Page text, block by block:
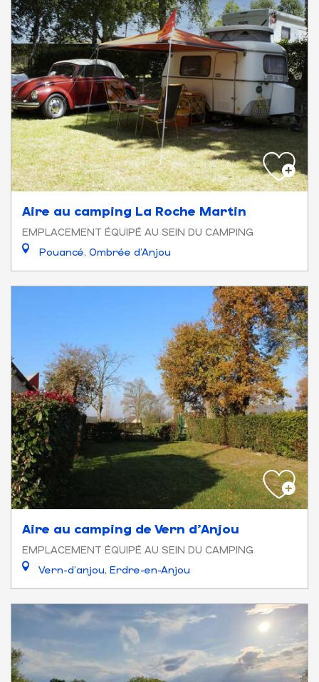
Aire au camping La Roche Martin
EMPLACEMENT ÉQUIPÉ AU SEIN DU CAMPING
Pouancé, Ombrée d'Anjou
Aire au camping de Vern d'Anjou
EMPLACEMENT ÉQUIPÉ AU SEIN DU CAMPING
Vern-d'anjou, Erdre-en-Anjou